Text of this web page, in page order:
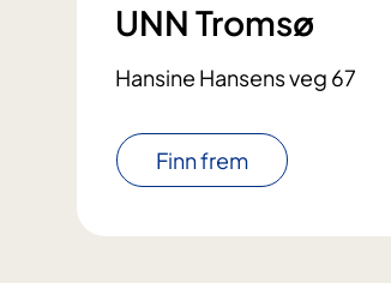
UNN Tromsø
Hansine Hansens veg 67
Finn frem